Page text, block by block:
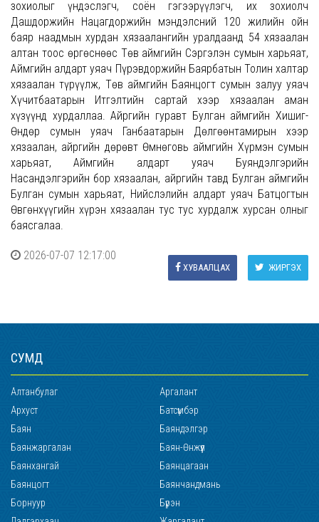
зохиолыг үндэслэгч, соён гэгээрүүлэгч, их зохиолч
Дашдоржийн Нацагдоржийн мэндэлсний 120 жилийн ойн
баяр наадмын хурдан хязаалангийн уралдаанд 54 хязаалан
алтан тоос өргөснөөс Төв аймгийн Сэргэлэн сумын харьяат,
Аймгийн алдарт уяач Пүрэвдоржийн Баярбатын Толин халтар
хязаалан түрүүлж, Төв аймгийн Баянцогт сумын залуу уяач
Хүчитбаатарын Итгэлтийн сартай хээр хязаалан аман
хүзүүнд хурдаллаа. Айргийн гуравт Булган аймгийн Хишиг-
Өндөр сумын уяач Ганбаатарын Дөлгөөнтамирын хээр
хязаалан, айргийн дөрөвт Өмнөговь аймгийн Хүрмэн сумын
харьяат, Аймгийн алдарт уяач Буяндэлгэрийн
Насандэлгэрийн бор хязаалан, айргийн тавд Булган аймгийн
Булган сумын харьяат, Нийслэлийн алдарт уяач Батцогтын
Өвгөнхүүгийн хүрэн хязаалан тус тус хурдалж хурсан олныг
баясгалаа.
2026-07-07 12:17:00
ЖИРГЭХ
ХУВААЛЦАХ
СУМД
Алтанбулаг
Аргалант
Архуст
Батсүмбэр
Баян
Баяндэлгэр
Баянжаргалан
Баян-Өнжүүл
Баянхангай
Баянцагаан
Баянцогт
Баянчандмань
Борнуур
Бүрэн